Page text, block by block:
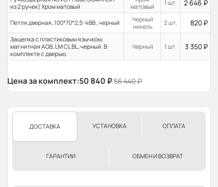
из 2 ручек) Хром матовый
матовый
1 шт. 2 646 ₽
Петля дверная, 100*70*2,5-4ВВ , черный
Черный
никель
2 шт. 820 ₽
Защелка с пластиковым язычком,
магнитная AGB, LM CL BL, черный. В
комплекте с дверью.
Черный 1 шт. 3 350 ₽
Цена за комплект:50 840 ₽56 440₽
ДОСТАВКА УСТАНОВКА ОПЛАТА
ГАРАНТИИ ОБМЕН И ВОЗВРАТ